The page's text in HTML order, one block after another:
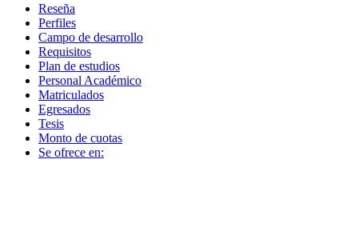
Reseña
Perfiles
Campo de desarrollo
Requisitos
Plan de estudios
Personal Académico
Matriculados
Egresados
Tesis
Monto de cuotas
Se ofrece en: